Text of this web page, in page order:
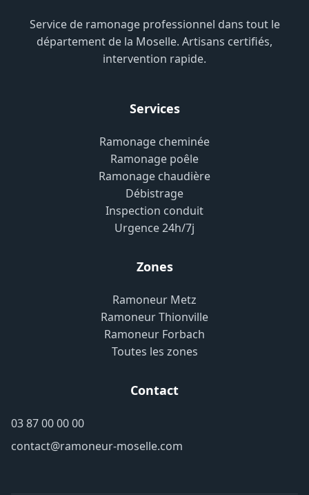
Service de ramonage professionnel dans tout le
département de la Moselle. Artisans certifiés,
intervention rapide.
Services
Ramonage cheminée
Ramonage poêle
Ramonage chaudière
Débistrage
Inspection conduit
Urgence 24h/7j
Zones
Ramoneur Metz
Ramoneur Thionville
Ramoneur Forbach
Toutes les zones
Contact
03 87 00 00 00
contact@ramoneur-moselle.com